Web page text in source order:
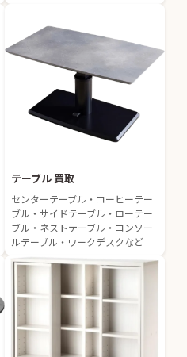
テーブル 買取
センターテーブル・コーヒーテー
ブル・サイドテーブル・ローテー
ブル・ネストテーブル・コンソー
ルテーブル・ワークデスクなど